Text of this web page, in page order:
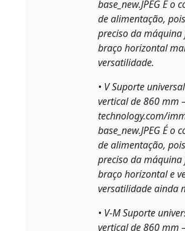
base_new.JPEGÉ o
de alimentação,
preciso da
braço horizontal
versatilidade.
• V Suporte
vertical de 860 mm –
technology.com/
base_new.JPEGÉ o
de alimentação,
preciso da
braço horizontal e
versatilidade ainda
• V-M Suporte
vertical de 860 mm –